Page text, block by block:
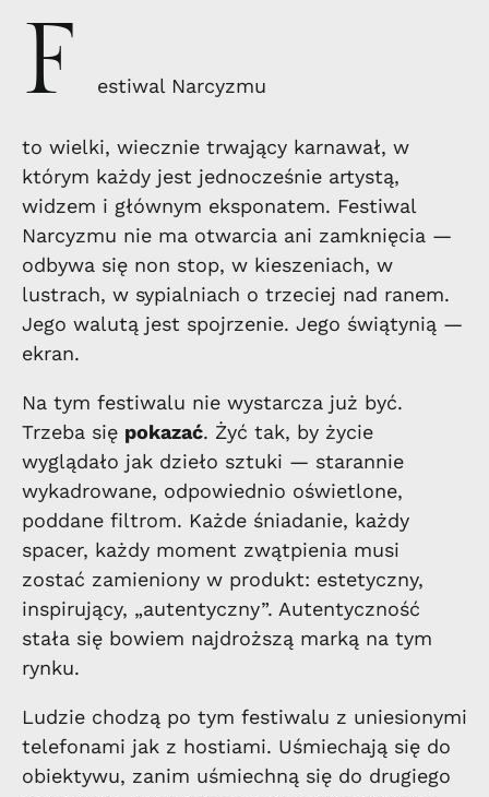
F estiwal Narcyzmu
to wielki, wiecznie trwający karnawał, w
którym każdy jest jednocześnie artystą,
widzem i głównym eksponatem. Festiwal
Narcyzmu nie ma otwarcia ani zamknięcia —
odbywa się non stop, w kieszeniach, w
lustrach, w sypialniach o trzeciej nad ranem.
Jego walutą jest spojrzenie. Jego świątynią —
ekran.
Na tym festiwalu nie wystarcza już być.
Trzeba się pokazać. Żyć tak, by życie
wyglądało jak dzieło sztuki — starannie
wykadrowane, odpowiednio oświetlone,
poddane filtrom. Każde śniadanie, każdy
spacer, każdy moment zwątpienia musi
zostać zamieniony w produkt: estetyczny,
inspirujący, „autentyczny”. Autentyczność
stała się bowiem najdroższą marką na tym
rynku.
Ludzie chodzą po tym festiwalu z uniesionymi
telefonami jak z hostiami. Uśmiechają się do
obiektywu, zanim uśmiechną się do drugiego